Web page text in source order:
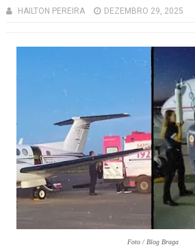
HAILTON PEREIRA DEZEMBRO 29, 2025
Foto / Blog Braga